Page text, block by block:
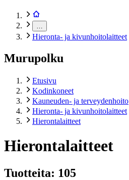
Hieronta- ja kivunhoitolaitteet
Murupolku
Etusivu
Kodinkoneet
Kauneuden- ja terveydenhoito
Hieronta- ja kivunhoitolaitteet
Hierontalaitteet
Hierontalaitteet
Tuotteita: 105